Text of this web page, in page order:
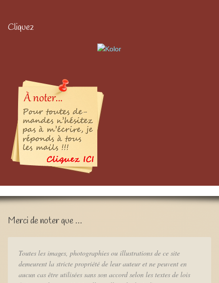
Cliquez
Merci de noter que …
Toutes les images, photographies ou illustrations de ce site
demeurent la stricte propriété de leur auteur et ne peuvent en
aucun cas être utilisées sans son accord selon les textes de lois